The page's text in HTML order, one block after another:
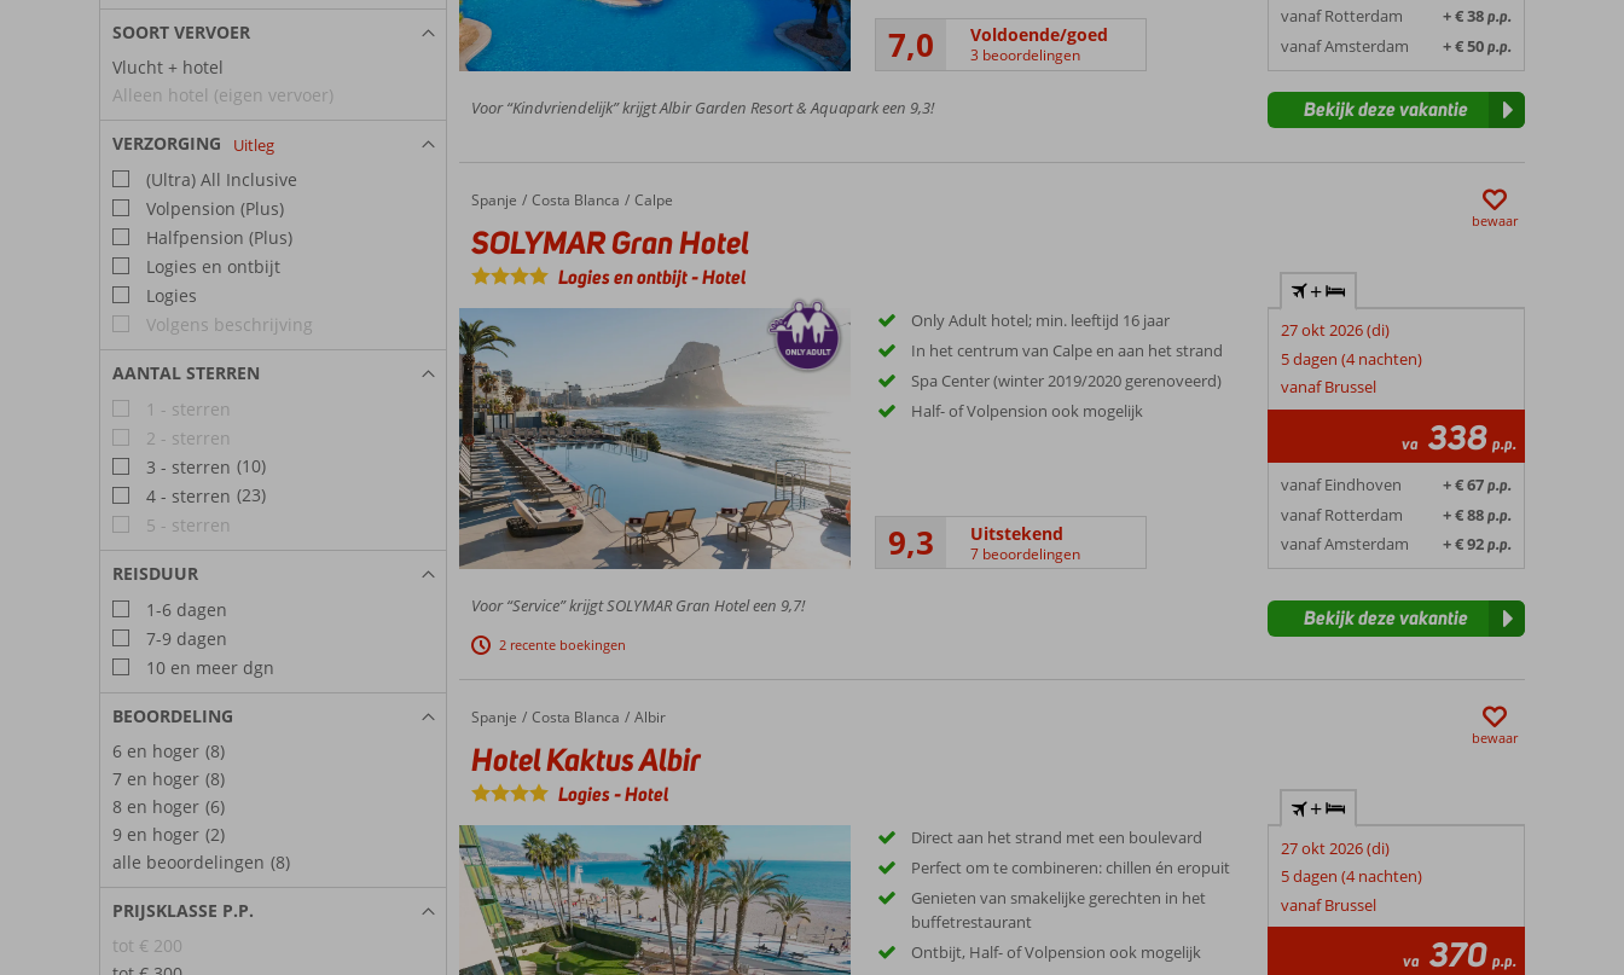
SOORT VERVOER
Vlucht + hotel
Alleen hotel (eigen vervoer)
VERZORGING Uitleg
(Ultra) All Inclusive
Volpension (Plus)
Halfpension (Plus)
Logies en ontbijt
Logies
Volgens beschrijving
AANTAL STERREN
1 - sterren
2 - sterren
3 - sterren (10)
4 - sterren (23)
5 - sterren
REISDUUR
1-6 dagen
7-9 dagen
10 en meer dgn
BEOORDELING
6 en hoger (8)
7 en hoger (8)
8 en hoger (6)
9 en hoger (2)
alle beoordelingen (8)
PRIJSKLASSE P.P.
tot € 200
7,0 Voldoende/goed
3 beoordelingen
vanaf Rotterdam + € 38p.p.
vanaf Amsterdam + € 50p.p.
Voor “Kindvriendelijk” krijgt Albir Garden Resort & Aquapark een 9,3! Bekijk deze vakantie
Home
Spanje Costa Blanca Calpe
SOLYMAR Gran Hotel
SOLYMAR Gran Hotel
Logies en ontbijt-Hotel
bewaar
Only Adult hotel; min. leeftijd 16 jaar
In het centrum van Calpe en aan het strand
Spa Center (winter 2019/2020 gerenoveerd)
Half- of Volpension ook mogelijk
9,3 Uitstekend
7 beoordelingen
+
27 okt 2026 (di)
5 dagen (4 nachten)
vanaf Brussel
va 338 p.p.
vanaf Eindhoven + € 67p.p.
vanaf Rotterdam + € 88p.p.
vanaf Amsterdam + € 92p.p.
Voor “Service” krijgt SOLYMAR Gran Hotel een 9,7!
2 recente boekingen
Bekijk deze vakantie
Home
Spanje Costa Blanca Albir
Hotel Kaktus Albir
Hotel Kaktus Albir
Logies-Hotel
bewaar
Direct aan het strand met een boulevard
Perfect om te combineren: chillen én eropuit
Genieten van smakelijke gerechten in het
buffetrestaurant
Ontbijt, Half- of Volpension ook mogelijk
+
27 okt 2026 (di)
5 dagen (4 nachten)
vanaf Brussel
va 370 p.p.